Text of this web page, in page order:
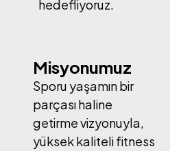
hedefliyoruz.
Misyonumuz
Sporu yaşamın bir
parçası haline
getirme vizyonuyla,
yüksek kaliteli fitness